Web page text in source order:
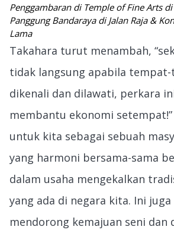
Penggambaran di Temple of Fine Arts
Panggung Bandaraya di Jalan Raja &
Lama
Takahara turut menambah,
tidak langsung apabila
dikenali dan dilawati, perkara
membantu ekonomi
untuk kita sebagai sebuah
yang harmoni bersama-sama
dalam usaha mengekalkan
yang ada di negara kita. Ini
mendorong kemajuan seni dan